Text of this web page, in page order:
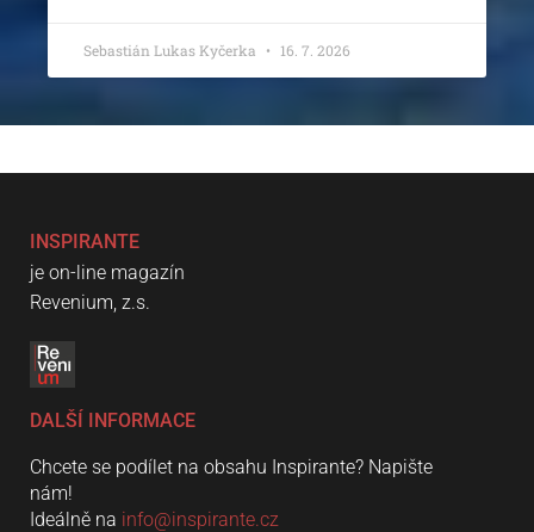
Sebastián Lukas Kyčerka 16. 7. 2026
INSPIRANTE
je on-line magazín
Revenium, z.s.
DALŠÍ INFORMACE
Chcete se podílet na obsahu Inspirante? Napište
nám!
Ideálně na info@inspirante.cz